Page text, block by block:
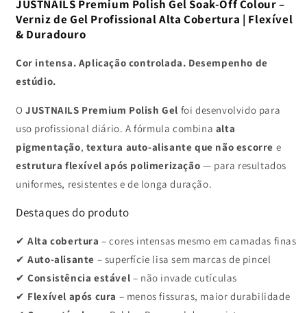
ONLY
-
Soak-
off
ONLY
Soak-
JUSTNAILS Premium Polish Gel Soak-Off Colour –
Verniz de Gel Profissional Alta Cobertura | Flexível
& Duradouro
Cor intensa. Aplicação controlada. Desempenho de
estúdio.
OJUSTNAILS Premium Polish Gel foi desenvolvido para
uso profissional diário. A fórmula combina alta
pigmentação, textura auto-alisante que não escorre e
estrutura flexível após polimerização — para resultados
uniformes, resistentes e de longa duração.
Destaques do produto
✔Alta cobertura – cores intensas mesmo em camadas finas
✔Auto-alisante – superfície lisa sem marcas de pincel
✔Consistência estável – não invade cutículas
✔ Flexível após cura – menos fissuras, maior durabilidade